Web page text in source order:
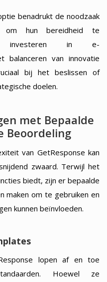
benadrukt de noodzaak
om hun bereidheid te
in e-
balanceren van innovatie
bij het beslissen of
doelen.
met Bepaalde
Beoordeling
van GetResponse kan
zwaard. Terwijl het
biedt, zijn er bepaalde
maken om te gebruiken en
kunnen beïnvloeden.
lopen af en toe
Hoewel ze